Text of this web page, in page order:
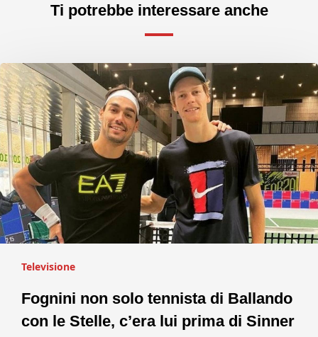
Ti potrebbe interessare anche
Televisione
Fognini non solo tennista di Ballando
con le Stelle, c’era lui prima di Sinner